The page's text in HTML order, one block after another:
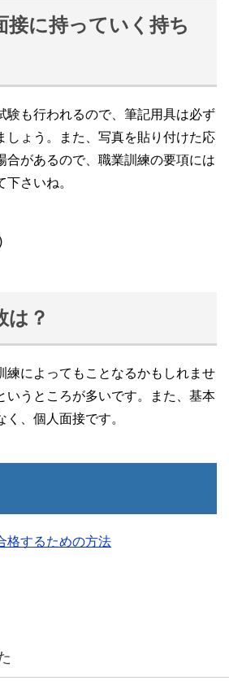
接に持っていく持ち
験も行われるので、筆記用具は必ず
しょう。また、写真を貼り付けた応
合があるので、職業訓練の要項には
さいね。
は？
練によってもことなるかもしれませ
いうところが多いです。また、基本
、個人面接です。
格するための方法